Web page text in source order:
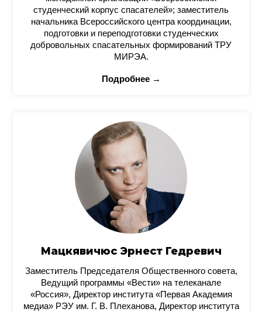
студенческий корпус спасателей»; заместитель
начальника Всероссийского центра координации,
подготовки и переподготовки студенческих
добровольных спасательных формирований ТРУ
МИРЭА.
Подробнее →
Мацкявичюс Эрнест Гедревич
Заместитель Председателя Общественного совета,
Ведущий программы «Вести» на телеканале
«Россия», Директор института «Первая Академия
медиа» РЭУ им. Г. В. Плеханова, Директор института